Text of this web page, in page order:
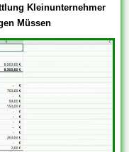
Kleinunternehmer
Müssen